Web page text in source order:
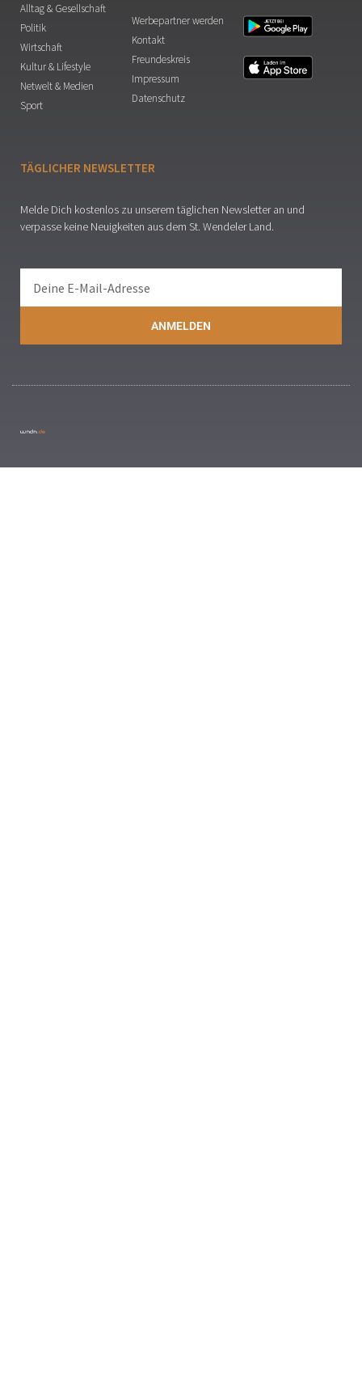
Alltag & Gesellschaft
Politik
Wirtschaft
Kultur & Lifestyle
Netwelt & Medien
Sport
Werbepartner werden
Kontakt
Freundeskreis
Impressum
Datenschutz
TÄGLICHER NEWSLETTER
Melde Dich kostenlos zu unserem täglichen Newsletter an und
verpasse keine Neuigkeiten aus dem St. Wendeler Land.
ANMELDEN